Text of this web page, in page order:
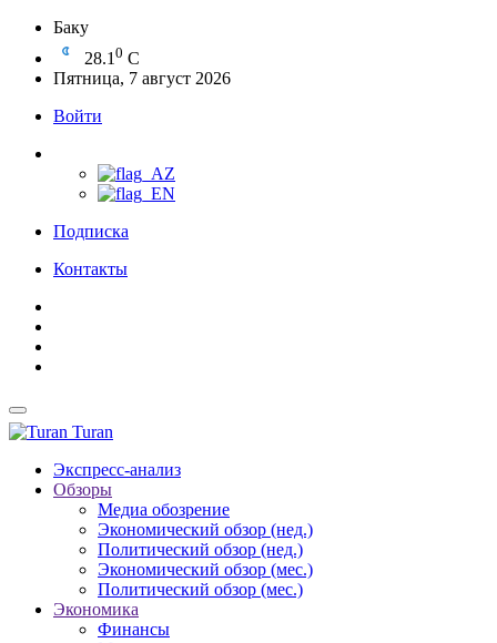
Баку
28.1 0 C
Пятница, 7 август 2026
Войти
Подписка
Контакты
Turan
Экспресс-анализ
Обзоры
Медиа обозрение
Экономический обзор (нед.)
Политический обзор (нед.)
Экономический обзор (мес.)
Политический обзор (мес.)
Экономика
Финансы